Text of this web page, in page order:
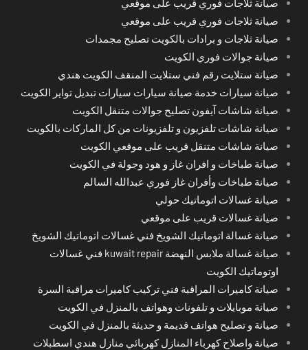
صيانة ثلاجات فوري قريب على موقعي
صيانة ثلاجات و برادات بالكويت تصليح مجمدات
صيانة جوالات فوري الكويت
صيانة ستلايت رقم فني ستلايت المنقف الكويت هندي
صيانة سيارات خدمة صيانة سيارات سيارات تبديل تواير الكويت
صيانة شاشات آيفون تصليح جوالات متنقل الكويت
صيانة شاشات تلفزيون و تلفزيونات من كل الماركات بالكويت
صيانة شاشات متنقل قريب على موقعي الكويت
صيانة طباخات و افران غاز و هود وجولة في الكويت
صيانة طباخات وأفران غاز فوري عبدالله السالم
صيانة غسالات اتوماتيك حولي
صيانة غسالات قريب على موقعي
صيانة غسالة اتوماتيك الشويخ فني غسالات اتوماتيك الشويخ
صيانة غسالة ملابس النهضة kuwait repair فني غسالات
اوتوماتيك الكويت
صيانة كاميرات المراقبة فني تركيب كاميرات مراقبة السرة
صيانة موبايلات و تلفونات وهواتف بالمنزل في الكويت
صيانة و تصليح هواتف قديمة و حديثة بالمنزل في الكويت
صيانة واصلاح كهرباء المنازل كهربائي منازل هندي اسطبلات